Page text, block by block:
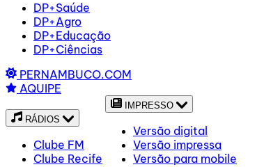
DP+Saúde
DP+Agro
DP+Educação
DP+Ciências
PERNAMBUCO.COM
AQUIPE
RÁDIOS
Clube FM
Clube Recife
IMPRESSO
Versão digital
Versão impressa
Versão para mobile